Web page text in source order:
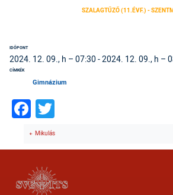
SZALAGTŰZŐ (11.ÉVF.) -
IDŐPONT
2024. 12. 09., h – 07:30 -2024. 12. 09., h –
CÍMKÉK
Gimnázium
Facebook
Mikulás